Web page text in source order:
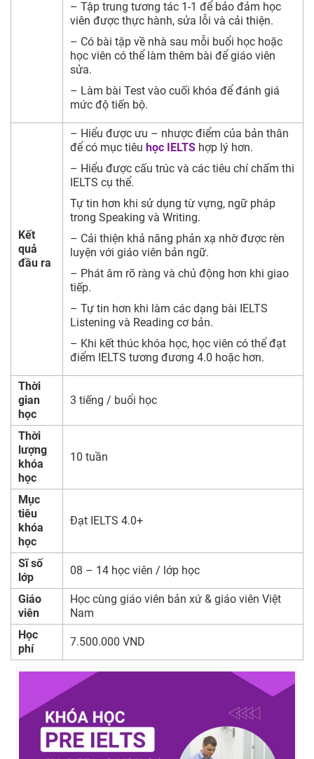
– Tập trung tương tác 1-1 để bảo đảm học
viên được thực hành, sửa lỗi và cải thiện.
– Có bài tập về nhà sau mỗi buổi học hoặc
học viên có thể làm thêm bài để giáo viên
sửa.
– Làm bài Test vào cuối khóa để đánh giá
mức độ tiến bộ.
Kết
quả
đầu ra
– Hiểu được ưu – nhược điểm của bản thân
để có mục tiêu học IELTS hợp lý hơn.
– Hiểu được cấu trúc và các tiêu chí chấm thi
IELTS cụ thể.
Tự tin hơn khi sử dụng từ vựng, ngữ pháp
trong Speaking và Writing.
– Cải thiện khả năng phản xạ nhờ được rèn
luyện với giáo viên bản ngữ.
– Phát âm rõ ràng và chủ động hơn khi giao
tiếp.
– Tự tin hơn khi làm các dạng bài IELTS
Listening và Reading cơ bản.
– Khi kết thúc khóa học, học viên có thể đạt
điểm IELTS tương đương 4.0 hoặc hơn.
Thời
gian
học
3 tiếng / buổi học
Thời
lượng
khóa
học
10 tuần
Mục
tiêu
khóa
học
Đạt IELTS 4.0+
Sĩ số
lớp
08 – 14 học viên / lớp học
Giáo
viên
Học cùng giáo viên bản xứ & giáo viên Việt
Nam
Học
phí
7.500.000 VND